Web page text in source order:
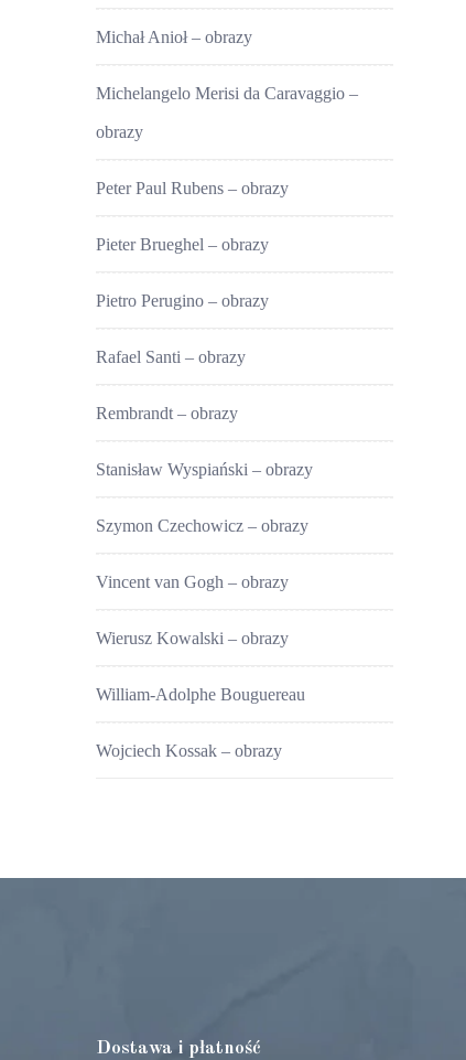
Michał Anioł – obrazy
Michelangelo Merisi da Caravaggio –
obrazy
Peter Paul Rubens – obrazy
Pieter Brueghel – obrazy
Pietro Perugino – obrazy
Rafael Santi – obrazy
Rembrandt – obrazy
Stanisław Wyspiański – obrazy
Szymon Czechowicz – obrazy
Vincent van Gogh – obrazy
Wierusz Kowalski – obrazy
William-Adolphe Bouguereau
Wojciech Kossak – obrazy
Dostawa i płatność